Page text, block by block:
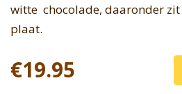
witte chocolade, daaronder
plaat.
€19.95